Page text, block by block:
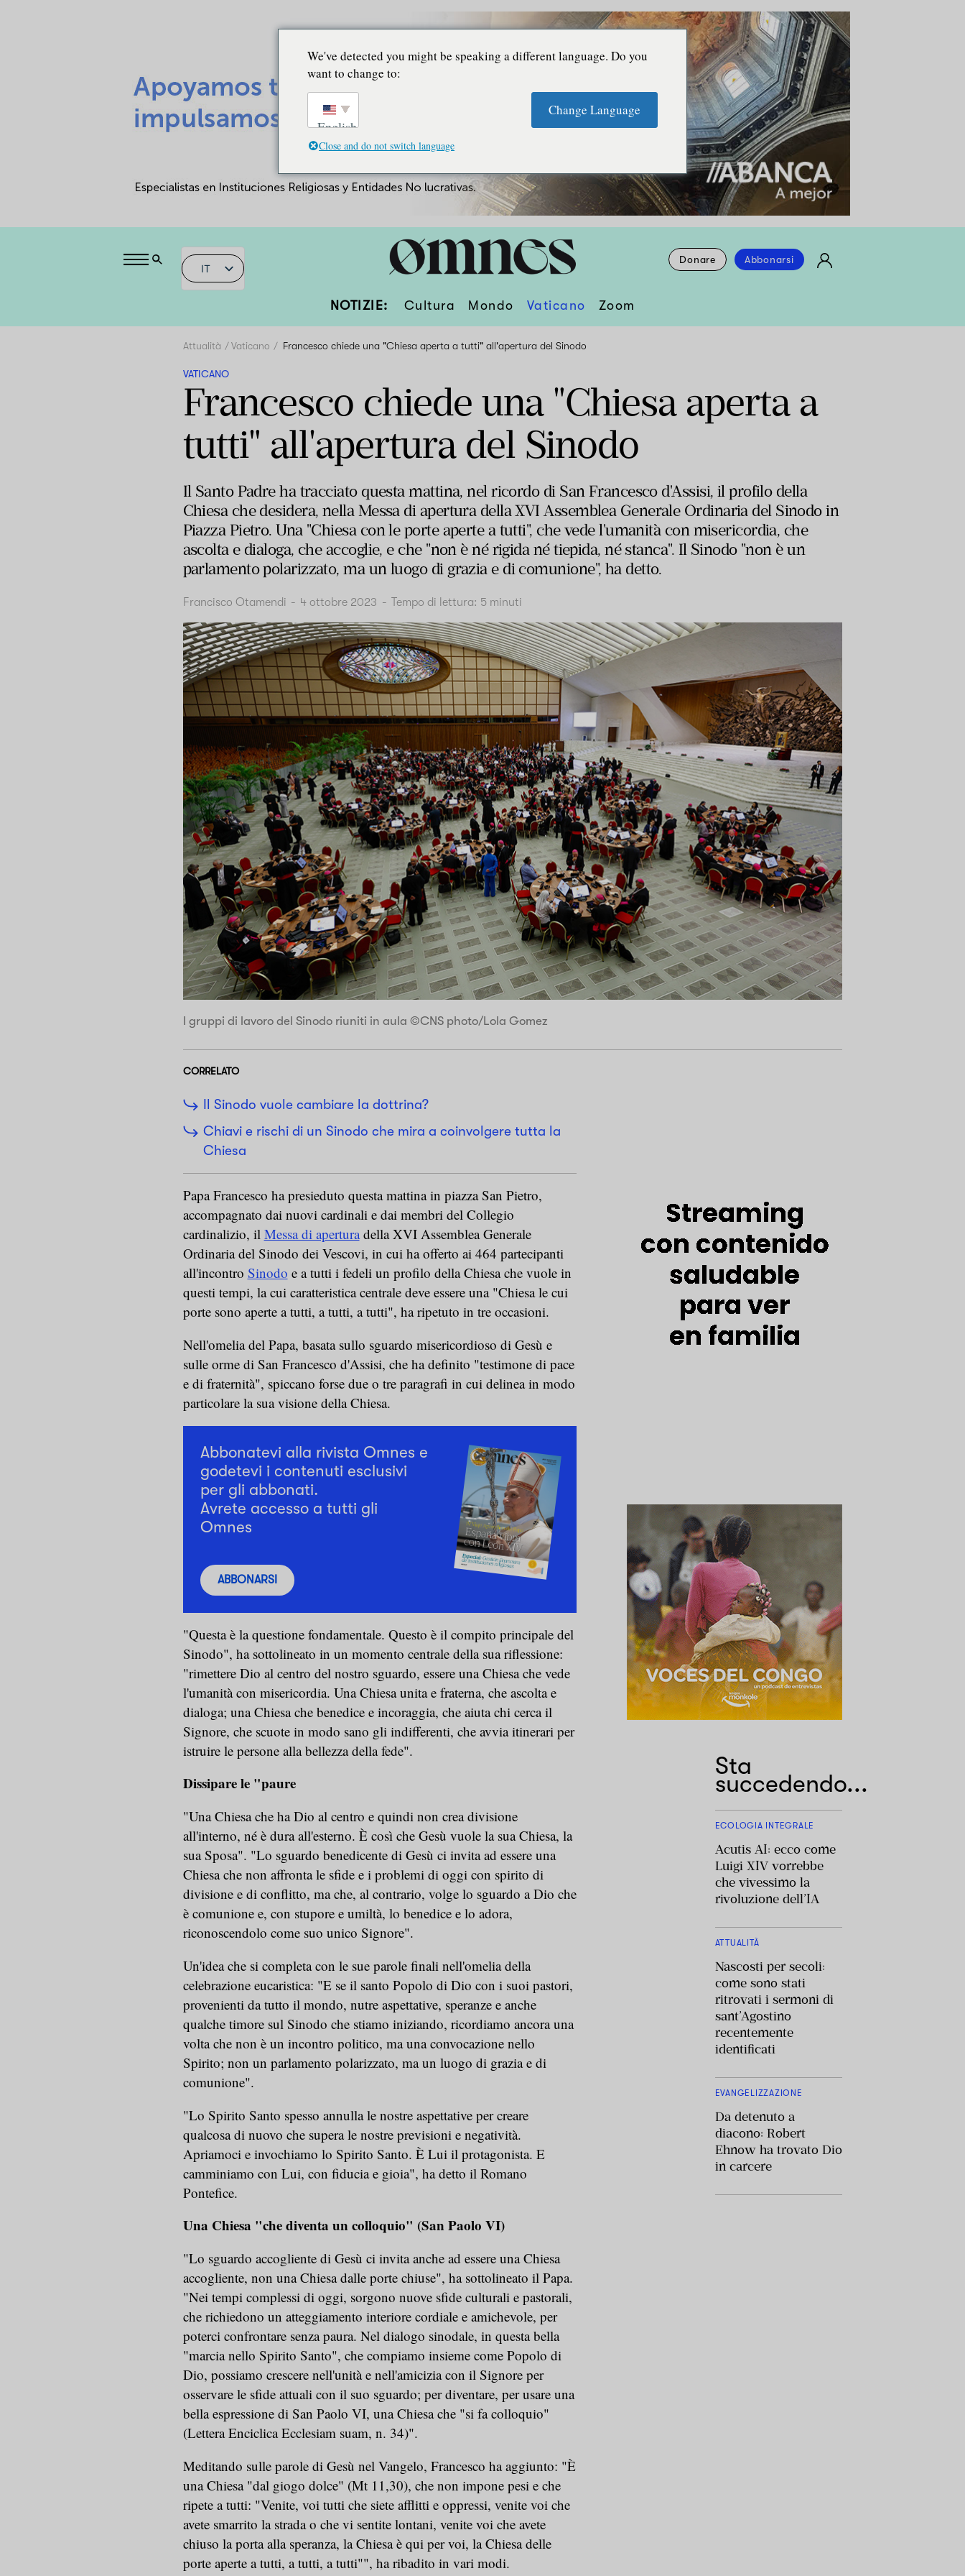
IT
Donare Abbonarsi
NOTIZIE: Cultura Mondo Vaticano Zoom
Attualità Vaticano Francesco chiede una "Chiesa aperta a tutti" all'apertura del Sinodo
VATICANO
Francesco chiede una "Chiesa aperta a
tutti" all'apertura del Sinodo
Il Santo Padre ha tracciato questa mattina, nel ricordo di San Francesco d'Assisi, il profilo della
Chiesa che desidera, nella Messa di apertura della XVI Assemblea Generale Ordinaria del Sinodo in
Piazza Pietro. Una "Chiesa con le porte aperte a tutti", che vede l'umanità con misericordia, che
ascolta e dialoga, che accoglie, e che "non è né rigida né tiepida, né stanca". Il Sinodo "non è un
parlamento polarizzato, ma un luogo di grazia e di comunione", ha detto.
Francisco Otamendi - 4 ottobre 2023 - Tempo di lettura: 5 minuti
I gruppi di lavoro del Sinodo riuniti in aula ©CNS photo/Lola Gomez
CORRELATO
Il Sinodo vuole cambiare la dottrina?
Chiavi e rischi di un Sinodo che mira a coinvolgere tutta la
Chiesa
Papa Francesco ha presieduto questa mattina in piazza San Pietro,
accompagnato dai nuovi cardinali e dai membri del Collegio
cardinalizio, il Messa di aperturadella XVI Assemblea Generale
Ordinaria del Sinodo dei Vescovi, in cui ha offerto ai 464 partecipanti
all'incontro Sinodo e a tutti i fedeli un profilo della Chiesa che vuole in
questi tempi, la cui caratteristica centrale deve essere una "Chiesa le cui
porte sono aperte a tutti, a tutti, a tutti", ha ripetuto in tre occasioni.
Nell'omelia del Papa, basata sullo sguardo misericordioso di Gesù e
sulle orme di San Francesco d'Assisi, che ha definito "testimone di pace
e di fraternità", spiccano forse due o tre paragrafi in cui delinea in modo
particolare la sua visione della Chiesa.
Abbonatevi alla rivista Omnes e
godetevi i contenuti esclusivi
per gli abbonati.
Avrete accesso a tutti gli
Omnes
ABBONARSI
"Questa è la questione fondamentale. Questo è il compito principale del
Sinodo", ha sottolineato in un momento centrale della sua riflessione:
"rimettere Dio al centro del nostro sguardo, essere una Chiesa che vede
l'umanità con misericordia. Una Chiesa unita e fraterna, che ascolta e
dialoga; una Chiesa che benedice e incoraggia, che aiuta chi cerca il
Signore, che scuote in modo sano gli indifferenti, che avvia itinerari per
istruire le persone alla bellezza della fede".
Dissipare le "paure
"Una Chiesa che ha Dio al centro e quindi non crea divisione
all'interno, né è dura all'esterno. È così che Gesù vuole la sua Chiesa, la
sua Sposa". "Lo sguardo benedicente di Gesù ci invita ad essere una
Chiesa che non affronta le sfide e i problemi di oggi con spirito di
divisione e di conflitto, ma che, al contrario, volge lo sguardo a Dio che
è comunione e, con stupore e umiltà, lo benedice e lo adora,
riconoscendolo come suo unico Signore".
Un'idea che si completa con le sue parole finali nell'omelia della
celebrazione eucaristica: "E se il santo Popolo di Dio con i suoi pastori,
provenienti da tutto il mondo, nutre aspettative, speranze e anche
qualche timore sul Sinodo che stiamo iniziando, ricordiamo ancora una
volta che non è un incontro politico, ma una convocazione nello
Spirito; non un parlamento polarizzato, ma un luogo di grazia e di
comunione".
"Lo Spirito Santo spesso annulla le nostre aspettative per creare
qualcosa di nuovo che supera le nostre previsioni e negatività.
Apriamoci e invochiamo lo Spirito Santo. È Lui il protagonista. E
camminiamo con Lui, con fiducia e gioia", ha detto il Romano
Pontefice.
Una Chiesa "che diventa un colloquio" (San Paolo VI)
"Lo sguardo accogliente di Gesù ci invita anche ad essere una Chiesa
accogliente, non una Chiesa dalle porte chiuse", ha sottolineato il Papa.
"Nei tempi complessi di oggi, sorgono nuove sfide culturali e pastorali,
che richiedono un atteggiamento interiore cordiale e amichevole, per
poterci confrontare senza paura. Nel dialogo sinodale, in questa bella
"marcia nello Spirito Santo", che compiamo insieme come Popolo di
Dio, possiamo crescere nell'unità e nell'amicizia con il Signore per
osservare le sfide attuali con il suo sguardo; per diventare, per usare una
bella espressione di San Paolo VI, una Chiesa che "si fa colloquio"
(Lettera Enciclica Ecclesiam suam, n. 34)".
Meditando sulle parole di Gesù nel Vangelo, Francesco ha aggiunto: "È
una Chiesa "dal giogo dolce" (Mt 11,30), che non impone pesi e che
ripete a tutti: "Venite, voi tutti che siete afflitti e oppressi, venite voi che
avete smarrito la strada o che vi sentite lontani, venite voi che avete
chiuso la porta alla speranza, la Chiesa è qui per voi, la Chiesa delle
porte aperte a tutti, a tutti, a tutti"", ha ribadito in vari modi.
Sta
succedendo...
ECOLOGIA INTEGRALE
Acutis AI: ecco come
Luigi XIV vorrebbe
che vivessimo la
rivoluzione dell’IA
ATTUALITÀ
Nascosti per secoli:
come sono stati
ritrovati i sermoni di
sant’Agostino
recentemente
identificati
EVANGELIZZAZIONE
Da detenuto a
diacono: Robert
Ehnow ha trovato Dio
in carcere
We've detected you might be speaking a different language. Do you
want to change to:
English
Change Language
Close and do not switch language